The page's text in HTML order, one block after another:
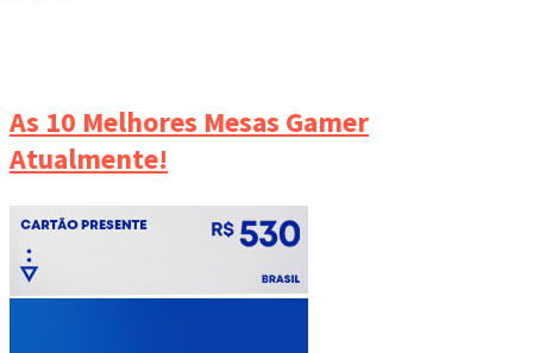
As 10 Melhores Mesas Gamer
Atualmente!